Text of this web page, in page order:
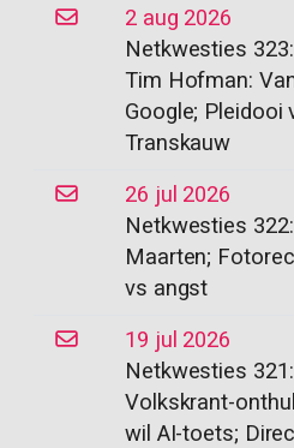
2 aug 2026
Netkwesties
Tim Hofman:
Google; Pleidooi
Transkauw
26 jul 2026
Netkwesties
Maarten;
vs angst
19 jul 2026
Netkwesties
Volkskrant-
wil AI-toets;